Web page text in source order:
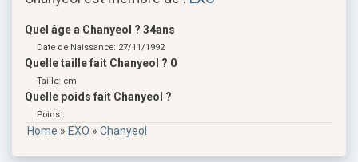
Quel âge a Chanyeol ? 34ans
Date de Naissance: 27/11/1992
Quelle taille fait Chanyeol ? 0
Taille: cm
Quelle poids fait Chanyeol ?
Poids:
Home » EXO » Chanyeol